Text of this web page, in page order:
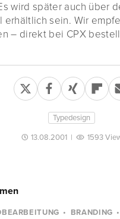
wird später auch über
erhältlich sein. Wir
– direkt bei CPX
Typedesign
13.08.2001| 1593
BRANDING